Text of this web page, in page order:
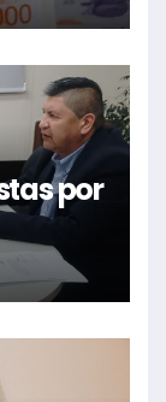
por